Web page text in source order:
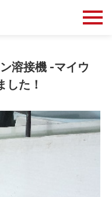
溶接機 -マイウ
した！